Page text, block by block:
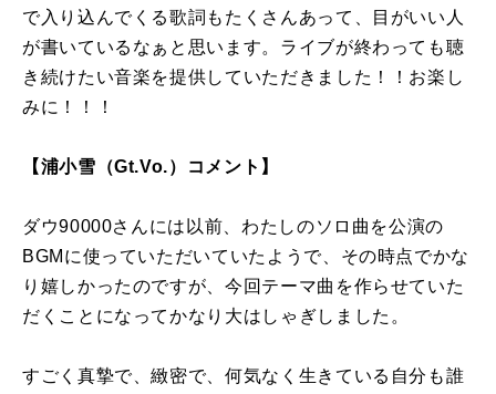
で入り込んでくる歌詞もたくさんあって、目がいい人
が書いているなぁと思います。ライブが終わっても聴
き続けたい音楽を提供していただきました！！お楽し
みに！！！
【浦小雪（Gt.Vo.）コメント】
ダウ90000さんには以前、わたしのソロ曲を公演の
BGMに使っていただいていたようで、その時点でかな
り嬉しかったのですが、今回テーマ曲を作らせていた
だくことになってかなり大はしゃぎしました。
すごく真摯で、緻密で、何気なく生きている自分も誰